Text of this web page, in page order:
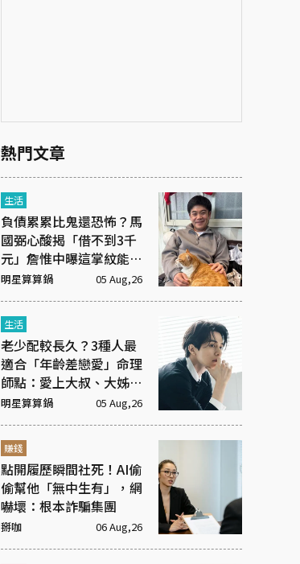
熱門文章
生活
負債累累比鬼還恐怖？馬
國弼心酸揭「借不到3千
元」詹惟中曝這掌紋能救
命！
明星算算鍋 05 Aug,26
生活
老少配較長久？3種人最
適合「年齡差戀愛」命理
師點：愛上大叔、大姊有
原因
明星算算鍋 05 Aug,26
賺錢
點開履歷瞬間社死！AI偷
偷幫他「無中生有」，網
嚇壞：根本詐騙集團
掰咖 06 Aug,26